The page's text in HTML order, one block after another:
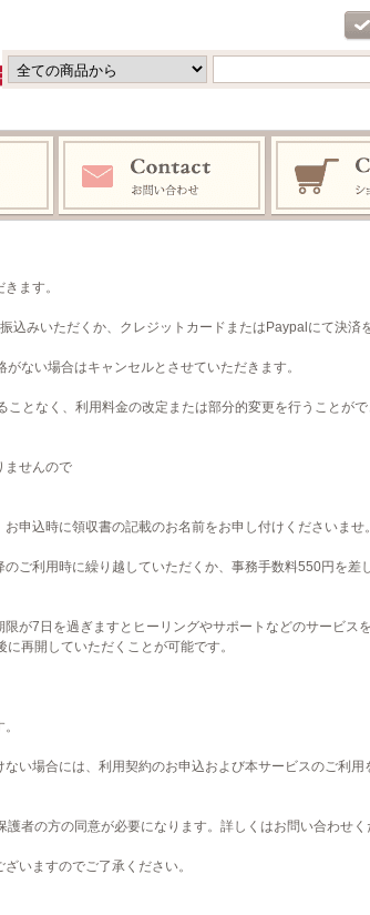
ます。
込みいただくか、クレジットカードまたはPaypalにて決済
ない場合はキャンセルとさせていただきます。
となく、利用料金の改定または部分的変更を行うことがで
ませんので
申込時に領収書の記載のお名前をお申し付けくださいませ。
ご利用時に繰り越していただくか、事務手数料550円を差
が7日を過ぎますとヒーリングやサポートなどのサービス
再開していただくことが可能です。
い場合には、利用契約のお申込および本サービスのご利用
者の方の同意が必要になります。詳しくはお問い合わせく
いますのでご了承ください。